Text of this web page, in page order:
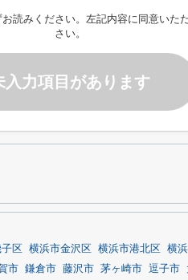
お読みください。左記内容に同意いた
さい。
入力項目があります
区 横浜市金沢区 横浜市港北区 横
市 鎌倉市 藤沢市 茅ヶ崎市 逗子市